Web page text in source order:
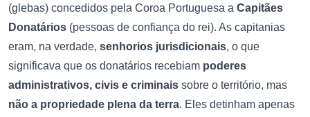
(glebas) concedidos pela Coroa Portuguesa a Capitães
Donatários (pessoas de confiança do rei). As capitanias
eram, na verdade, senhorios jurisdicionais, o que
significava que os donatários recebiam poderes
administrativos, civis e criminais sobre o território, mas
não a propriedade plena da terra. Eles detinham apenas